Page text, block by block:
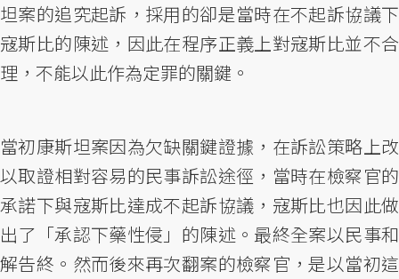
坦案的追究起訴，採用的卻是當時在不起訴協議下
寇斯比的陳述，因此在程序正義上對寇斯比並不合
理，不能以此作為定罪的關鍵。
當初康斯坦案因為欠缺關鍵證據，在訴訟策略上改
以取證相對容易的民事訴訟途徑，當時在檢察官的
承諾下與寇斯比達成不起訴協議，寇斯比也因此做
出了「承認下藥性侵」的陳述。最終全案以民事和
解告終。然而後來再次翻案的檢察官，是以當初這